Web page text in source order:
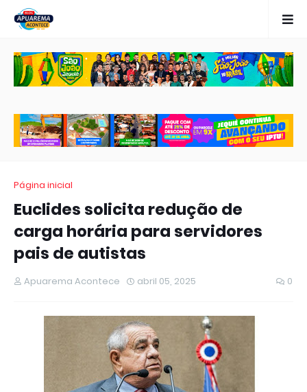
Página inicial
Euclides solicita redução de
carga horária para servidores
pais de autistas
Apuarema Acontece abril 05, 2025 0